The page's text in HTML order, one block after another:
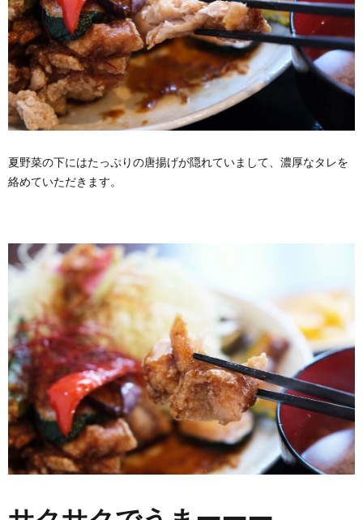
夏野菜の下にはたっぷりの唐揚げが隠れていまして、濃厚なタレを
絡めていただきます。